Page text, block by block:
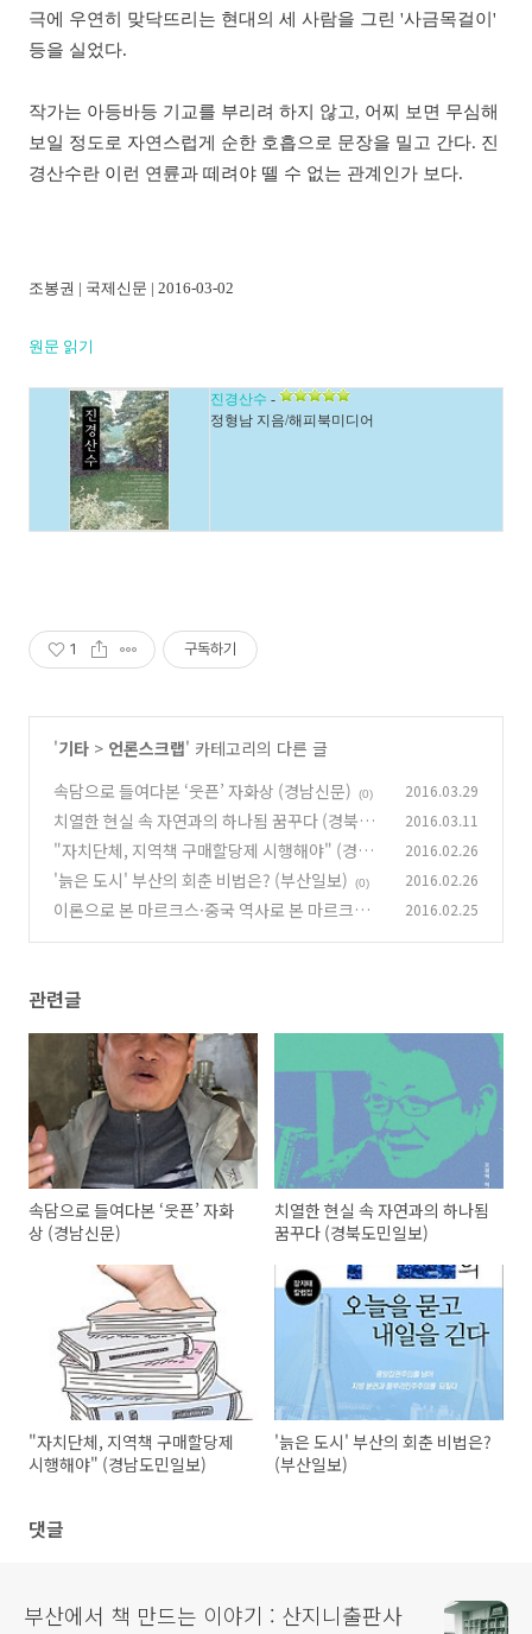
극에 우연히 맞닥뜨리는 현대의 세 사람을 그린 '사금목걸이'
등을 실었다.
작가는 아등바등 기교를 부리려 하지 않고, 어찌 보면 무심해
보일 정도로 자연스럽게 순한 호흡으로 문장을 밀고 간다. 진
경산수란 이런 연륜과 떼려야 뗄 수 없는 관계인가 보다.
조봉권 | 국제신문 | 2016-03-02
원문 읽기
진경산수 -
정형남 지음/해피북미디어
1 구독하기
'기타 > 언론스크랩' 카테고리의 다른 글
속담으로 들여다본 ‘웃픈’ 자화상 (경남신문)
(0) 2016.03.29
치열한 현실 속 자연과의 하나됨 꿈꾸다 (경북도
민일보) (0)
2016.03.11
"자치단체, 지역책 구매할당제 시행해야" (경남
도민일보)
(0)
2016.02.26
'늙은 도시' 부산의 회춘 비법은? (부산일보) (0) 2016.02.26
이론으로 본 마르크스·중국 역사로 본 마르크스
2016.02.25
관련글
속담으로 들여다본 ‘웃픈’ 자화
상 (경남신문)
치열한 현실 속 자연과의 하나됨
꿈꾸다 (경북도민일보)
"자치단체, 지역책 구매할당제
시행해야" (경남도민일보)
'늙은 도시' 부산의 회춘 비법은?
(부산일보)
댓글
부산에서 책 만드는 이야기 : 산지니출판사